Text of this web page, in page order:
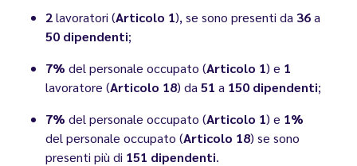
2lavoratori (Articolo 1), se sono presenti da 36a
50 dipendenti;
7% del personale occupato (Articolo 1) e 1
lavoratore (Articolo 18) da 51 a 150 dipendenti;
7% del personale occupato (Articolo 1) e 1%
del personale occupato (Articolo 18) se sono
presenti più di 151 dipendenti.